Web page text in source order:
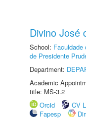
Divino José
School: Faculdade
de Presidente
Department:
Academic
title: MS-3.2
Orcid
CV
Fapesp